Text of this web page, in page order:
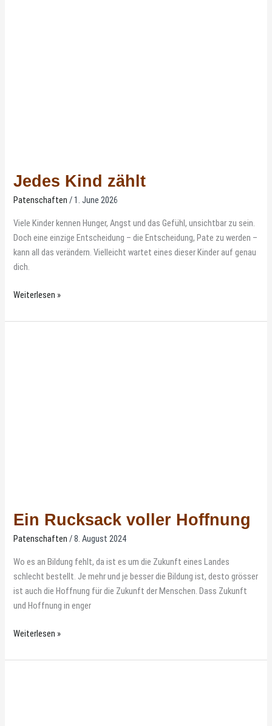
Jedes Kind zählt
Patenschaften /1. June 2026
Viele Kinder kennen Hunger, Angst und das Gefühl, unsichtbar zu sein.
Doch eine einzige Entscheidung – die Entscheidung, Pate zu werden –
kann all das verändern. Vielleicht wartet eines dieser Kinder auf genau
dich.
Weiterlesen »
Ein Rucksack voller Hoffnung
Patenschaften /8. August 2024
Wo es an Bildung fehlt, da ist es um die Zukunft eines Landes
schlecht bestellt. Je mehr und je besser die Bildung ist, desto grösser
ist auch die Hoffnung für die Zukunft der Menschen. Dass Zukunft
und Hoffnung in enger
Weiterlesen »